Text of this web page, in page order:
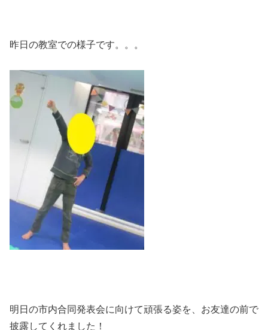
昨日の教室での様子です。。。
明日の市内合同発表会に向けて頑張る姿を、お友達の前で
披露してくれました！